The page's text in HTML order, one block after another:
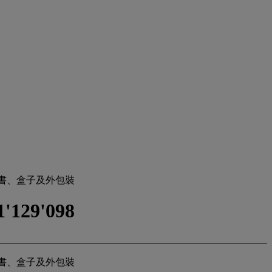
、盒子及外包裝
、盒子及外包裝